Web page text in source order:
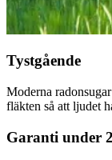
Tystgående
Moderna
fläkten så att ljudet
Garanti under